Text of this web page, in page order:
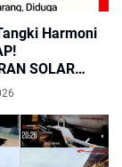
Harmoni
SOLAR
PANJANG DI
KE MOBIL
PT
ENERGI